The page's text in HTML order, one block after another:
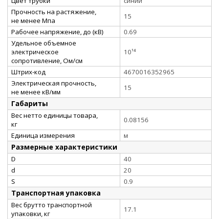
Прочность на растяжение,
не менее Мпа
15
Рабочее напряжение, до (кВ)
0.69
Удельное объемное
электрическое
сопротивление, Ом/см
10¹⁴
Штрих-код
4670016352965
Электрическая прочность,
не менее кВ/мм
15
Габариты
Вес нетто единицы товара,
кг
0.08156
Единица измерения
м
Размерные характеристики
D
40
d
20
S
0.9
Транспортная упаковка
Вес брутто транспортной
упаковки, кг
17.1